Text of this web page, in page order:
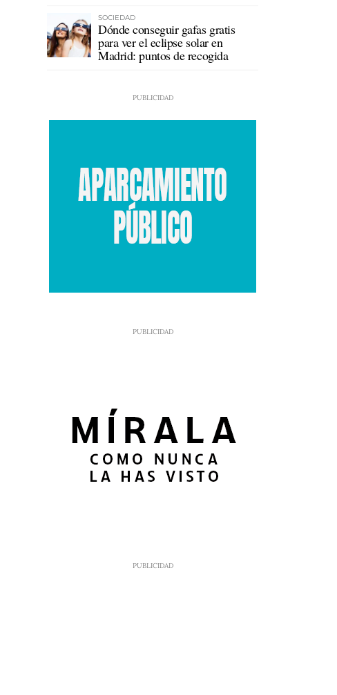
SOCIEDAD
Dónde conseguir gafas gratis
para ver el eclipse solar en
Madrid: puntos de recogida